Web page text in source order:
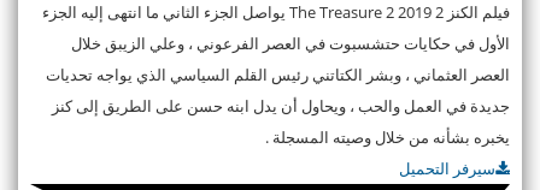
فيلم الكنز 2 2019 The Treasure 2 يواصل الجزء الثاني ما انتهى إليه الجزء
اﻷول في حكايات حتشسبوت في العصر الفرعوني ، وعلي الزيبق خلال
العصر العثماني ، وبشر الكتاتني رئيس القلم السياسي الذي يواجه تحديات
جديدة في العمل والحب ، ويحاول أن يدل ابنه حسن على الطريق إلى كنز
يخبره بشأنه من خلال وصيته المسجلة .
سيرفر التحميل